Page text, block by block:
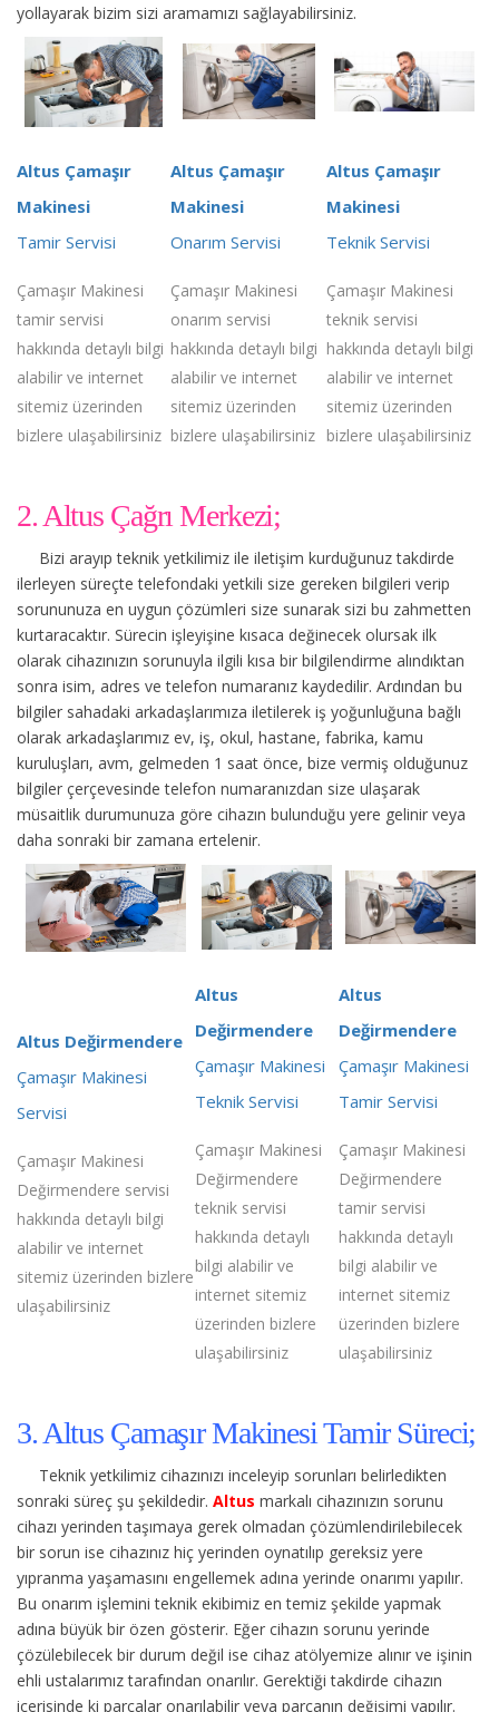
yollayarak bizim sizi aramamızı sağlayabilirsiniz.
Altus Çamaşır
Makinesi
Tamir Servisi
Çamaşır Makinesi
tamir servisi
hakkında detaylı bilgi
alabilir ve internet
sitemiz üzerinden
bizlere ulaşabilirsiniz
Altus Çamaşır
Makinesi
Onarım Servisi
Çamaşır Makinesi
onarım servisi
hakkında detaylı bilgi
alabilir ve internet
sitemiz üzerinden
bizlere ulaşabilirsiniz
Altus Çamaşır
Makinesi
Teknik Servisi
Çamaşır Makinesi
teknik servisi
hakkında detaylı bilgi
alabilir ve internet
sitemiz üzerinden
bizlere ulaşabilirsiniz
2. Altus Çağrı Merkezi;
Bizi arayıp teknik yetkilimiz ile iletişim kurduğunuz takdirde
ilerleyen süreçte telefondaki yetkili size gereken bilgileri verip
sorununuza en uygun çözümleri size sunarak sizi bu zahmetten
kurtaracaktır. Sürecin işleyişine kısaca değinecek olursak ilk
olarak cihazınızın sorunuyla ilgili kısa bir bilgilendirme alındıktan
sonra isim, adres ve telefon numaranız kaydedilir. Ardından bu
bilgiler sahadaki arkadaşlarımıza iletilerek iş yoğunluğuna bağlı
olarak arkadaşlarımız ev, iş, okul, hastane, fabrika, kamu
kuruluşları, avm, gelmeden 1 saat önce, bize vermiş olduğunuz
bilgiler çerçevesinde telefon numaranızdan size ulaşarak
müsaitlik durumunuza göre cihazın bulunduğu yere gelinir veya
daha sonraki bir zamana ertelenir.
Altus Değirmendere
Çamaşır Makinesi
Servisi
Çamaşır Makinesi
Değirmendere servisi
hakkında detaylı bilgi
alabilir ve internet
sitemiz üzerinden bizlere
ulaşabilirsiniz
Altus
Değirmendere
Çamaşır Makinesi
Teknik Servisi
Çamaşır Makinesi
Değirmendere
teknik servisi
hakkında detaylı
bilgi alabilir ve
internet sitemiz
üzerinden bizlere
ulaşabilirsiniz
Altus
Değirmendere
Çamaşır Makinesi
Tamir Servisi
Çamaşır Makinesi
Değirmendere
tamir servisi
hakkında detaylı
bilgi alabilir ve
internet sitemiz
üzerinden bizlere
ulaşabilirsiniz
3. Altus Çamaşır Makinesi Tamir Süreci;
Teknik yetkilimiz cihazınızı inceleyip sorunları belirledikten
sonraki süreç şu şekildedir. Altus markalı cihazınızın sorunu
cihazı yerinden taşımaya gerek olmadan çözümlendirilebilecek
bir sorun ise cihazınız hiç yerinden oynatılıp gereksiz yere
yıpranma yaşamasını engellemek adına yerinde onarımı yapılır.
Bu onarım işlemini teknik ekibimiz en temiz şekilde yapmak
adına büyük bir özen gösterir. Eğer cihazın sorunu yerinde
çözülebilecek bir durum değil ise cihaz atölyemize alınır ve işinin
ehli ustalarımız tarafından onarılır. Gerektiği takdirde cihazın
içerisinde ki parçalar onarılabilir veya parçanın değişimi yapılır.